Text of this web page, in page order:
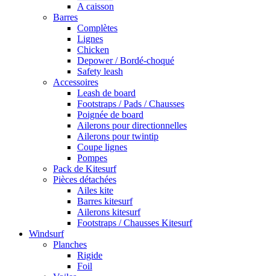
A caisson
Barres
Complètes
Lignes
Chicken
Depower / Bordé-choqué
Safety leash
Accessoires
Leash de board
Footstraps / Pads / Chausses
Poignée de board
Ailerons pour directionnelles
Ailerons pour twintip
Coupe lignes
Pompes
Pack de Kitesurf
Pièces détachées
Ailes kite
Barres kitesurf
Ailerons kitesurf
Footstraps / Chausses Kitesurf
Windsurf
Planches
Rigide
Foil